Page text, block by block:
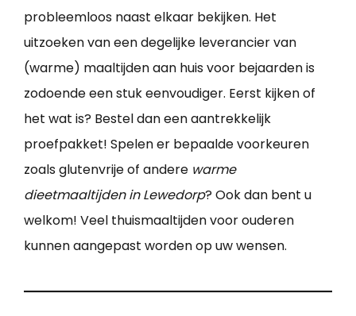
probleemloos naast elkaar bekijken. Het
uitzoeken van een degelijke leverancier van
(warme) maaltijden aan huis voor bejaarden is
zodoende een stuk eenvoudiger. Eerst kijken of
het wat is? Bestel dan een aantrekkelijk
proefpakket! Spelen er bepaalde voorkeuren
zoals glutenvrije of andere warme
dieetmaaltijden in Lewedorp? Ook dan bent u
welkom! Veel thuismaaltijden voor ouderen
kunnen aangepast worden op uw wensen.